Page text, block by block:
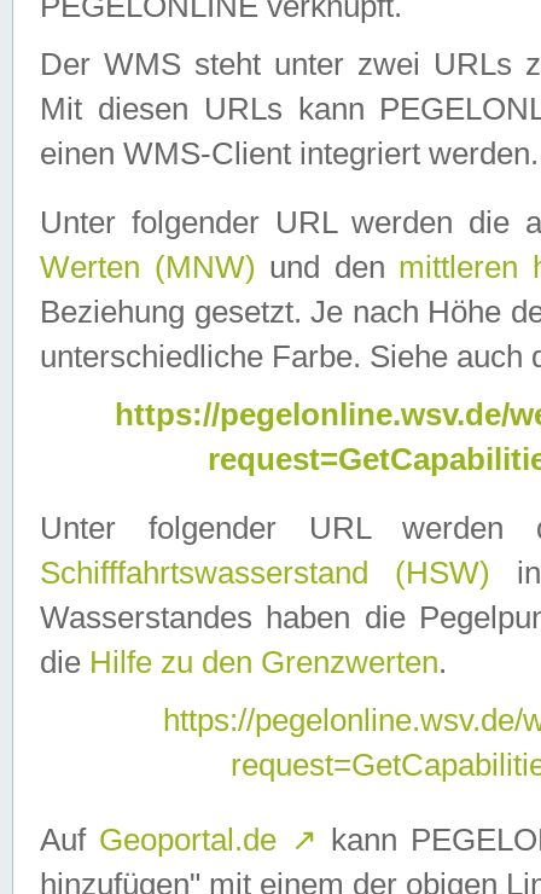
Der WMS steht unter zwei URLs
Mit diesen URLs kann
einen WMS-Client integriert werden.
Unter folgender URL werden die
Werten (MNW) und den mittleren
Beziehung gesetzt. Je nach Höhe
unterschiedliche Farbe. Siehe auch
https://pegelonline.wsv.de/
Unter folgender URL
Schifffahrtswasserstand (HSW)
Wasserstandes haben die
die Hilfe zu den Grenzwerten.
https://
Auf Geoportal.de ↗ kann
hinzufügen" mit einem der obigen